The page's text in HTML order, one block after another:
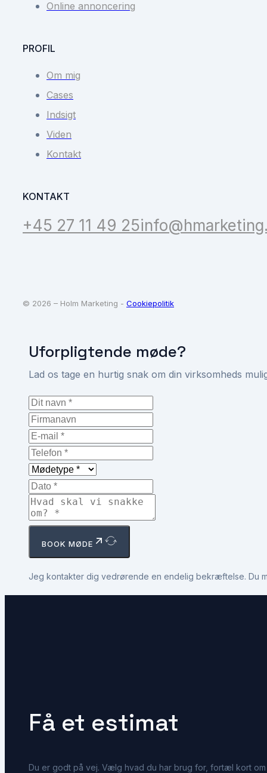
Online annoncering
PROFIL
Om mig
Cases
Indsigt
Viden
Kontakt
KONTAKT
+45 27 11 49 25
© 2026 – Holm Marketing - Cookiepolitik
Uforpligtende møde?
Lad os tage en hurtig snak om din virksomheds
BOOK MØDE
Jeg kontakter dig vedrørende en endelig bekræftelse. Du
Få et estimat
Du er godt på vej. Vælg hvad du har brug for, fortæl kort